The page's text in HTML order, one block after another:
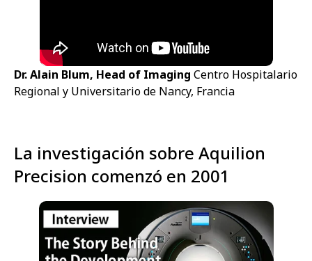
Dr. Alain Blum, Head of Imaging Centro Hospitalario
Regional y Universitario de Nancy, Francia
La investigación sobre Aquilion
Precision comenzó en 2001